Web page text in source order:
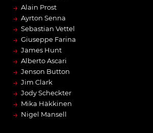
→ Alain Prost
→ Ayrton Senna
→ Sebastian Vettel
→ Giuseppe Farina
→ James Hunt
→ Alberto Ascari
→ Jenson Button
→ Jim Clark
→ Jody Scheckter
→ Mika Häkkinen
→ Nigel Mansell